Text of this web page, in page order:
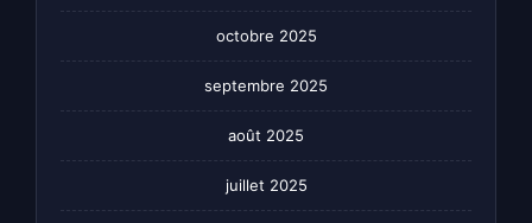
octobre 2025
septembre 2025
août 2025
juillet 2025